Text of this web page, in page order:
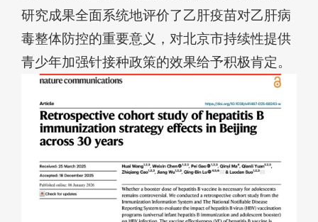
研究成果全面系统地评价了乙肝疫苗对乙肝病
毒整体防控的重要意义，对北京市持续性提供
青少年加强针接种政策的效果给予积极肯定。